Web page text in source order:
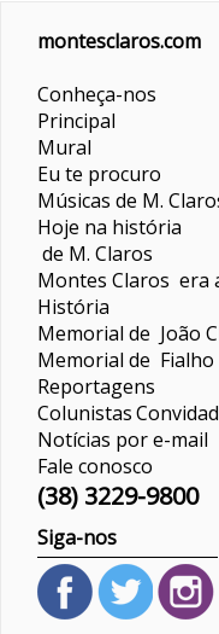
montesclaros.com
Conheça-nos
Principal
Mural
Eu te procuro
Músicas de M.
Hoje na história
de M. Claros
Montes Claros era
História
Memorial de João
Memorial de Fialho
Reportagens
Colunistas
Notícias por e-mail
Fale conosco
(38) 3229-9800
Siga-nos